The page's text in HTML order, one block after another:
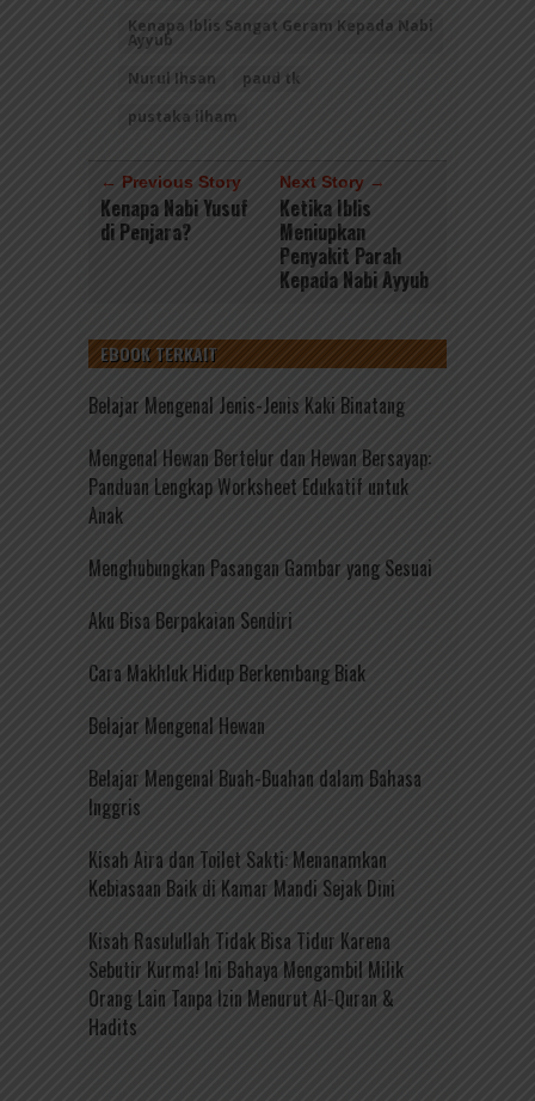
Kenapa Iblis Sangat Geram Kepada Nabi
Ayyub
Nurul Ihsan
paud tk
pustaka ilham
← Previous Story
Kenapa Nabi Yusuf
di Penjara?
Next Story →
Ketika Iblis
Meniupkan
Penyakit Parah
Kepada Nabi Ayyub
EBOOK TERKAIT
Belajar Mengenal Jenis-Jenis Kaki Binatang
Mengenal Hewan Bertelur dan Hewan Bersayap:
Panduan Lengkap Worksheet Edukatif untuk
Anak
Menghubungkan Pasangan Gambar yang Sesuai
Aku Bisa Berpakaian Sendiri
Cara Makhluk Hidup Berkembang Biak
Belajar Mengenal Hewan
Belajar Mengenal Buah-Buahan dalam Bahasa
Inggris
Kisah Aira dan Toilet Sakti: Menanamkan
Kebiasaan Baik di Kamar Mandi Sejak Dini
Kisah Rasulullah Tidak Bisa Tidur Karena
Sebutir Kurma! Ini Bahaya Mengambil Milik
Orang Lain Tanpa Izin Menurut Al-Quran &
Hadits